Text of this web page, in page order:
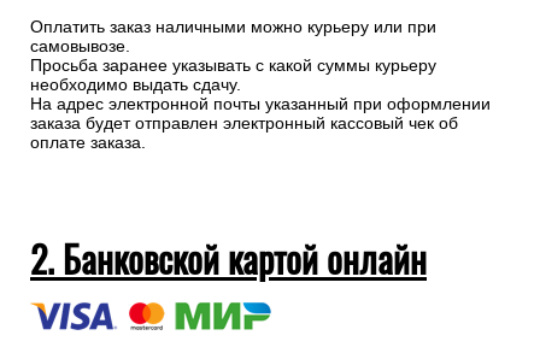
Оплатить заказ наличными можно курьеру или при
самовывозе.
Просьба заранее указывать с какой суммы курьеру
необходимо выдать сдачу.
На адрес электронной почты указанный при оформлении
заказа будет отправлен электронный кассовый чек об
оплате заказа.
2. Банковской картой онлайн